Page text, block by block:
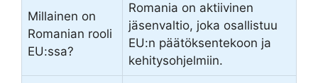
Millainen on
Romanian rooli
EU:ssa?
Romania on aktiivinen
jäsenvaltio, joka osallistuu
EU:n päätöksentekoon ja
kehitysohjelmiin.